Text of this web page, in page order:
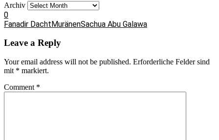
Archiv
0
Fanadir DachtMuränenSachua Abu Galawa
Leave a Reply
Your email address will not be published. Erforderliche Felder sind
mit * markiert.
Comment *